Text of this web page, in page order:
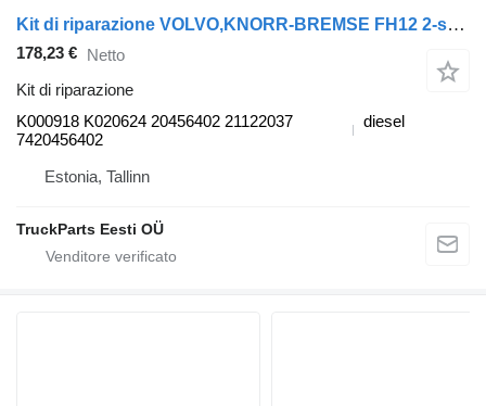
Kit di riparazione VOLVO,KNORR-BREMSE FH12 2-seeria (01.02-) K000918 K020624 per trattore stradale Volvo FH12, FH16, NH12, FH, VNL780 (1993-2014)
178,23 € Netto
Kit di riparazione
K000918 K020624 20456402 21122037
7420456402
diesel
Estonia, Tallinn
TruckParts Eesti OÜ